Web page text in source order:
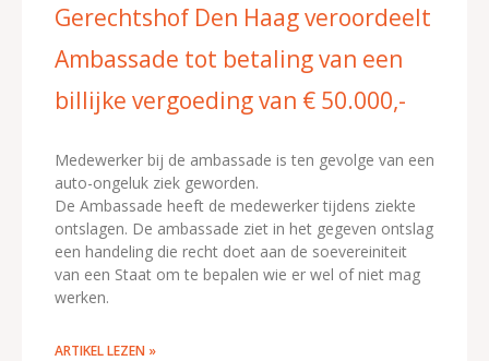
Gerechtshof Den Haag veroordeelt
Ambassade tot betaling van een
billijke vergoeding van € 50.000,-
Medewerker bij de ambassade is ten gevolge van een
auto-ongeluk ziek geworden.
De Ambassade heeft de medewerker tijdens ziekte
ontslagen. De ambassade ziet in het gegeven ontslag
een handeling die recht doet aan de soevereiniteit
van een Staat om te bepalen wie er wel of niet mag
werken.
ARTIKEL LEZEN »